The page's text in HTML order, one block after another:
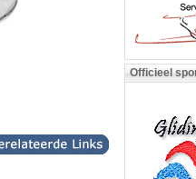
Officieel